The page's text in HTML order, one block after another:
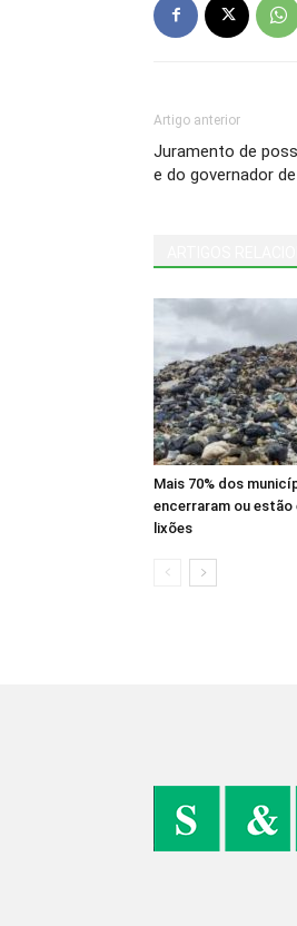
Artigo anterior
Juramento de
e do governador
Mais 70% dos
encerraram ou
lixões